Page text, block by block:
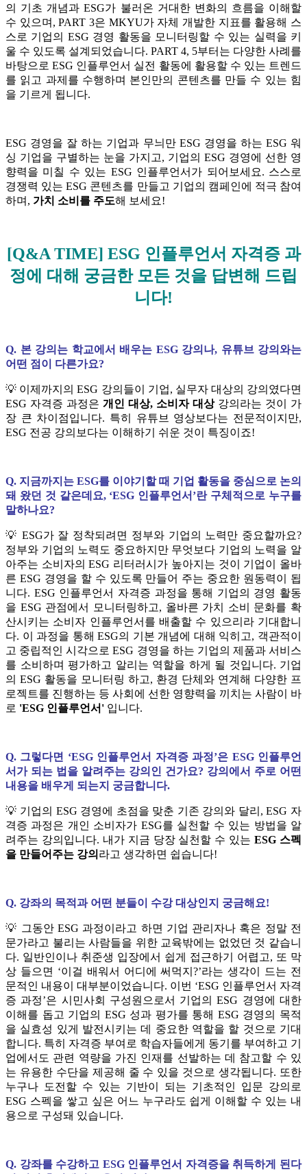
의 기초 개념과 ESG가 불러온 거대한 변화의 흐름을 이해할
수 있으며, PART 3은 MKYU가 자체 개발한 지표를 활용해 스
스로 기업의 ESG 경영 활동을 모니터링할 수 있는 실력을 키
울 수 있도록 설계되었습니다. PART 4, 5부터는 다양한 사례를
바탕으로 ESG 인플루언서 실전 활동에 활용할 수 있는 트렌드
를 읽고 과제를 수행하며 본인만의 콘텐츠를 만들 수 있는 힘
을 기르게 됩니다.
ESG 경영을 잘 하는 기업과 무늬만 ESG 경영을 하는 ESG 워
싱 기업을 구별하는 눈을 가지고, 기업의 ESG 경영에 선한 영
향력을 미칠 수 있는 ESG 인플루언서가 되어보세요. 스스로
경쟁력 있는 ESG 콘텐츠를 만들고 기업의 캠페인에 적극 참여
하며, 가치 소비를 주도해 보세요!
[Q&A TIME] ESG 인플루언서 자격증 과
정에 대해 궁금한 모든 것을 답변해 드립
니다!
Q. 본 강의는 학교에서 배우는 ESG 강의나, 유튜브 강의와는
어떤 점이 다른가요?
💡 이제까지의 ESG 강의들이 기업, 실무자 대상의 강의였다면
ESG 자격증 과정은 개인 대상, 소비자 대상강의라는 것이 가
장 큰 차이점입니다. 특히 유튜브 영상보다는 전문적이지만,
ESG 전공 강의보다는 이해하기 쉬운 것이 특징이죠!
Q. 지금까지는 ESG를 이야기할 때 기업 활동을 중심으로 논의
돼 왔던 것 같은데요, ‘ESG 인플루언서’란 구체적으로 누구를
말하나요?
💡 ESG가 잘 정착되려면 정부와 기업의 노력만 중요할까요?
정부와 기업의 노력도 중요하지만 무엇보다 기업의 노력을 알
아주는 소비자의 ESG 리터러시가 높아지는 것이 기업이 올바
른 ESG 경영을 할 수 있도록 만들어 주는 중요한 원동력이 됩
니다. ESG 인플루언서 자격증 과정을 통해 기업의 경영 활동
을 ESG 관점에서 모니터링하고, 올바른 가치 소비 문화를 확
산시키는 소비자 인플루언서를 배출할 수 있으리라 기대합니
다. 이 과정을 통해 ESG의 기본 개념에 대해 익히고, 객관적이
고 중립적인 시각으로 ESG 경영을 하는 기업의 제품과 서비스
를 소비하며 평가하고 알리는 역할을 하게 될 것입니다. 기업
의 ESG 활동을 모니터링 하고, 환경 단체와 연계해 다양한 프
로젝트를 진행하는 등 사회에 선한 영향력을 끼치는 사람이 바
로 'ESG 인플루언서' 입니다.
Q. 그렇다면 ‘ESG 인플루언서 자격증 과정’은 ESG 인플루언
서가 되는 법을 알려주는 강의인 건가요? 강의에서 주로 어떤
내용을 배우게 되는지 궁금합니다.
💡 기업의 ESG 경영에 초점을 맞춘 기존 강의와 달리, ESG 자
격증 과정은 개인 소비자가 ESG를 실천할 수 있는 방법을 알
려주는 강의입니다. 내가 지금 당장 실천할 수 있는ESG 스펙
을 만들어주는 강의 라고 생각하면 쉽습니다!
Q. 강좌의 목적과 어떤 분들이 수강 대상인지 궁금해요!
💡 그동안 ESG 과정이라고 하면 기업 관리자나 혹은 정말 전
문가라고 불리는 사람들을 위한 교육밖에는 없었던 것 같습니
다. 일반인이나 취준생 입장에서 쉽게 접근하기 어렵고, 또 막
상 들으면 ‘이걸 배워서 어디에 써먹지?’라는 생각이 드는 전
문적인 내용이 대부분이었습니다. 이번 ‘ESG 인플루언서 자격
증 과정’은 시민사회 구성원으로서 기업의 ESG 경영에 대한
이해를 돕고 기업의 ESG 성과 평가를 통해 ESG 경영의 목적
을 실효성 있게 발전시키는 데 중요한 역할을 할 것으로 기대
합니다. 특히 자격증 부여로 학습자들에게 동기를 부여하고 기
업에서도 관련 역량을 가진 인재를 선발하는 데 참고할 수 있
는 유용한 수단을 제공해 줄 수 있을 것으로 생각됩니다. 또한
누구나 도전할 수 있는 기반이 되는 기초적인 입문 강의로
ESG 스펙을 쌓고 싶은 어느 누구라도 쉽게 이해할 수 있는 내
용으로 구성돼 있습니다.
Q. 강좌를 수강하고 ESG 인플루언서 자격증을 취득하게 된다